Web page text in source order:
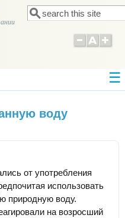
Форма поиска
Поиск
воду
от употребления
использовать
природную воду.
на возросший